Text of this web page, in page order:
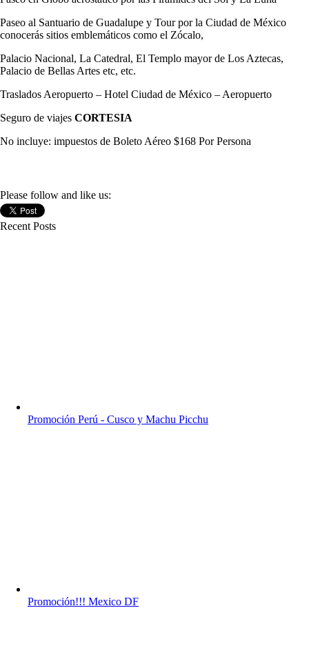
Paseo al Santuario de Guadalupe y Tour por la Ciudad de México
conocerás sitios emblemáticos como el Zócalo,
Palacio Nacional, La Catedral, El Templo mayor de Los Aztecas,
Palacio de Bellas Artes etc, etc.
Traslados Aeropuerto – Hotel Ciudad de México – Aeropuerto
Seguro de viajes CORTESIA
No incluye: impuestos de Boleto Aéreo $168 Por Persona
Please follow and like us:
Recent Posts
Promoción Perú - Cusco y Machu Picchu
Promoción!!! Mexico DF